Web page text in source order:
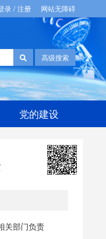
录 / 注册 网站无障碍
高级搜索
党的建设
关部门负责